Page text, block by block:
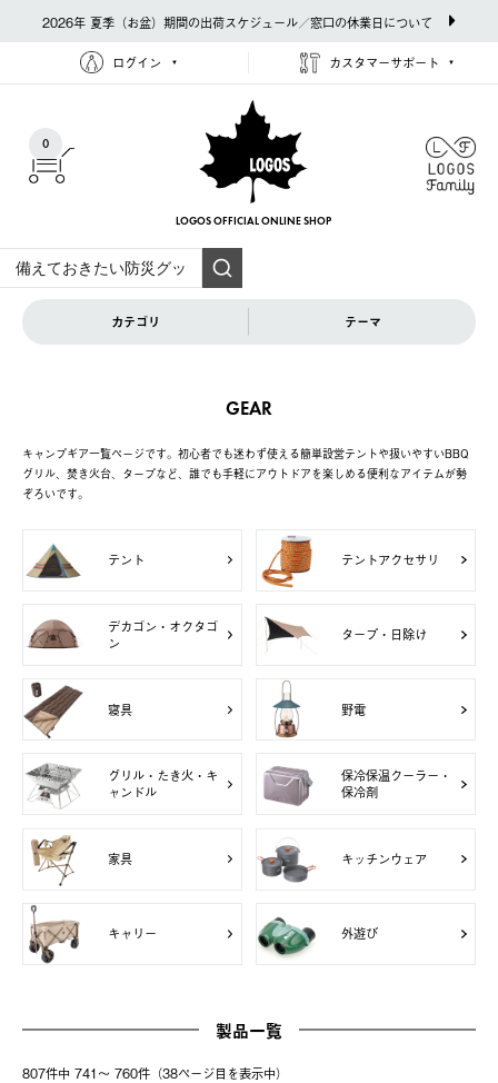
2026年 夏季（お盆）期間の出荷スケジュール／窓口の休業日について
ログイン カスタマーサポート
0
LOGOS OFFICIAL ONLINE SHOP
カテゴリ テーマ
GEAR
キャンプギア一覧ページです。初心者でも迷わず使える簡単設営テントや扱いやすいBBQ
グリル、焚き火台、タープなど、誰でも手軽にアウトドアを楽しめる便利なアイテムが勢
ぞろいです。
テント テントアクセサリ
デカゴン・オクタゴ
ン
タープ・日除け
寝具 野電
グリル・たき火・キ
ャンドル
保冷保温クーラー・
保冷剤
家具 キッチンウェア
キャリー 外遊び
製品一覧
807件中 741〜 760件（38ページ⽬を表⽰中）